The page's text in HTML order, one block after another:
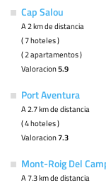
Cap Salou
A 2 km de distancia
( 7 hoteles )
( 2 apartamentos )
Valoracion5.9
Port Aventura
A 2.7 km de distancia
( 4 hoteles )
Valoracion7.3
Mont-Roig Del
A 7.3 km de distancia